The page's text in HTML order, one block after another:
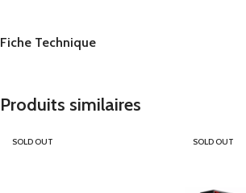
Fiche Technique
Produits similaires
SOLD OUT SOLD OUT